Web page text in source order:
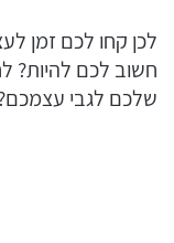
לכן קחו לכם זמן
חשוב לכם להיות?
שלכם לגבי